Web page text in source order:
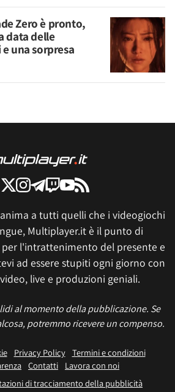
Zero è pronto,
data delle
una sorpresa
a tutti quelli che i videogiochi
Multiplayer.it è il punto di
l'intrattenimento del presente e
ad essere stupiti ogni giorno con
live e produzioni geniali.
al momento della pubblicazione. Se
potremmo ricevere un compenso.
Privacy Policy
Termini e condizioni
Contatti
Lavora con noi
di tracciamento della pubblicità